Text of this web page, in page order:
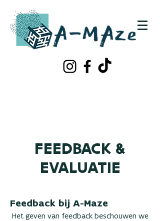
FEEDBACK &
EVALUATIE
Feedback bij A-Maze
Het geven van feedback beschouwen we